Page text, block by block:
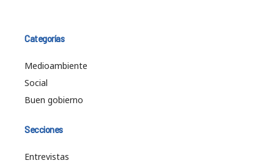
Categorías
Medioambiente
Social
Buen gobierno
Secciones
Entrevistas